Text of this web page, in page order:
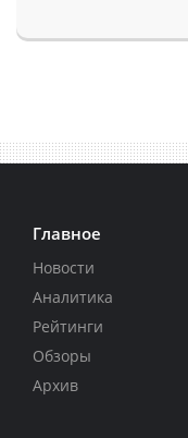
Главное
Новости
Аналитика
Рейтинги
Обзоры
Архив